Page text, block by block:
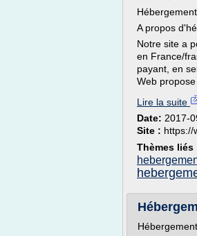
A propos
Notre site a
en France/
payant, en
Web
Lire la suite
Date: 2017-
Site : https://
Thèmes liés